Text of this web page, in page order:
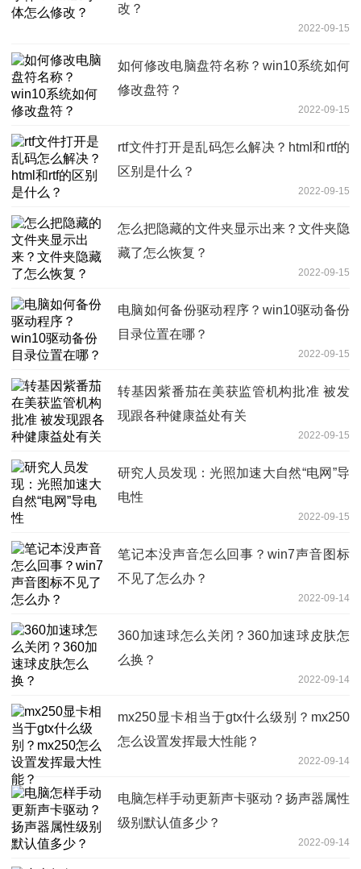
改？
2022-09-15
如何修改电脑盘符名称？win10系统如何
修改盘符？
2022-09-15
rtf文件打开是乱码怎么解决？html和rtf的
区别是什么？
2022-09-15
怎么把隐藏的文件夹显示出来？文件夹隐
藏了怎么恢复？
2022-09-15
电脑如何备份驱动程序？win10驱动备份
目录位置在哪？
2022-09-15
转基因紫番茄在美获监管机构批准 被发
现跟各种健康益处有关
2022-09-15
研究人员发现：光照加速大自然“电网”导
电性
2022-09-15
笔记本没声音怎么回事？win7声音图标
不见了怎么办？
2022-09-14
360加速球怎么关闭？360加速球皮肤怎
么换？
2022-09-14
mx250显卡相当于gtx什么级别？mx250
怎么设置发挥最大性能？
2022-09-14
电脑怎样手动更新声卡驱动？扬声器属性
级别默认值多少？
2022-09-14